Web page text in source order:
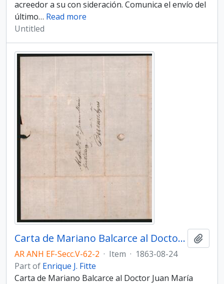
acreedor a su con­ sideración. Comunica el envío del
último… Read more
Untitled
Carta de Mariano Balcarce al Doctor Juan María Gutiérrez
AR ANH EF-Secc.V-62-2 · Item · 1863-08-24
Part of Enrique J. Fitte
Carta de Mariano Balcarce al Doctor Juan María